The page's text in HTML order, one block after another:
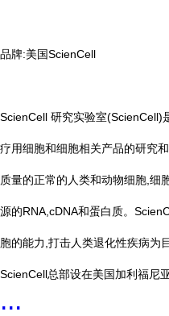
品牌:美国ScienCell
ScienCell 研究实验室(ScienCell)
疗用细胞和细胞相关产品的研究
质量的正常的人类和动物细胞,细
源的RNA,cDNA和蛋白质。
胞的能力,打击人类退化性疾病为
ScienCell总部设在美国加利福尼
...